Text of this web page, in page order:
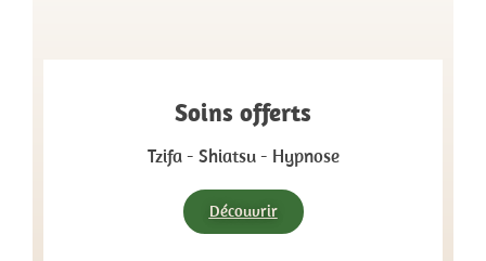
Soins offerts
Tzifa - Shiatsu - Hypnose
Découvrir